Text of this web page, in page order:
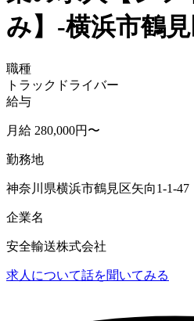
み】-横浜市鶴
職種
トラックドライバー
給与
月給 280,000円〜
勤務地
神奈川県横浜市鶴見区矢向1-1-47
企業名
安全輸送株式会社
求人について話を聞いてみる